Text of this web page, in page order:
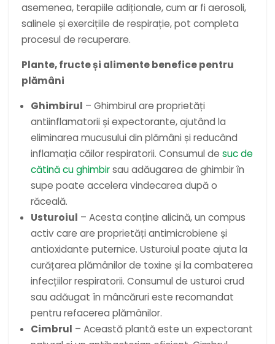
asemenea, terapiile adiționale, cum ar fi aerosoli,
salinele și exercițiile de respirație, pot completa
procesul de recuperare.
Plante, fructe și alimente benefice pentru
plămâni
Ghimbirul – Ghimbirul are proprietăți
antiinflamatorii și expectorante, ajutând la
eliminarea mucusului din plămâni și reducând
inflamația căilor respiratorii. Consumul de suc de
cătină cu ghimbirsau adăugarea de ghimbir în
supe poate accelera vindecarea după o
răceală.
Usturoiul – Acesta conține alicină, un compus
activ care are proprietăți antimicrobiene și
antioxidante puternice. Usturoiul poate ajuta la
curățarea plămânilor de toxine și la combaterea
infecțiilor respiratorii. Consumul de usturoi crud
sau adăugat în mâncăruri este recomandat
pentru refacerea plămânilor.
Cimbrul – Această plantă este un expectorant